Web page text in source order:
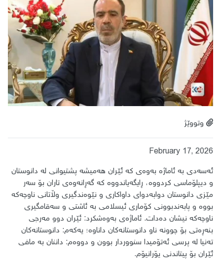
وتووێژ
February 17, 2026
ئەسەدی بە ئاماژە بەوەی کە ئێران هەمیشە پشتیوانی لە دانوستان
و دیپلۆماسی کردووە، ڕایگەیاندووە کە گەڕانەوەی تاران بۆ سەر
مێزی دانوستان دوابەدوای داواکاری و نێوەندگیری وڵاتانی ناوچەکە
بووە و پابەندبوونی کۆماری ئیسلامی بە ئاشتی و سەقامگیری
ناوچەکە نیشان دەدات. ئاماژەی بەوەشکرد: ئێران دوو مەرجی
بنەڕەتی بۆ چوونە ناو دانوستانەکان داناوە؛ یەکەم: دانوستانەکان
تەنیا لە پرسی ئەتۆمیدا سنووردار بوون و دووەم: داننان بە مافی
ئێران بۆ پیتاندنی یۆرانیۆم.